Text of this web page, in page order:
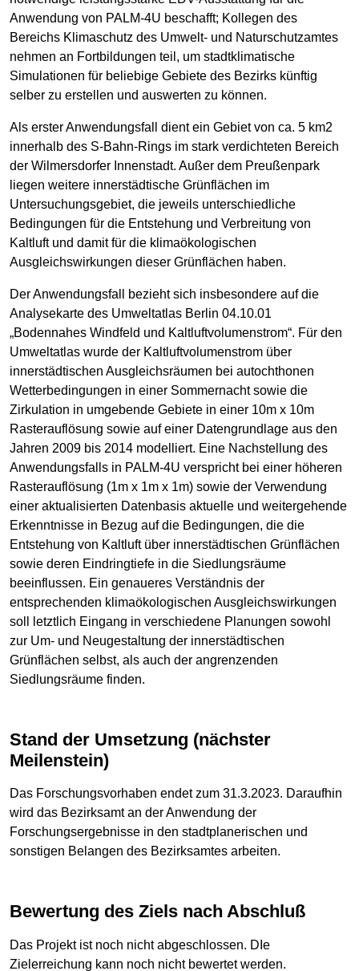
Anwendung von PALM-4U beschafft; Kollegen des
Bereichs Klimaschutz des Umwelt- und Naturschutzamtes
nehmen an Fortbildungen teil, um stadtklimatische
Simulationen für beliebige Gebiete des Bezirks künftig
selber zu erstellen und auswerten zu können.
Als erster Anwendungsfall dient ein Gebiet von ca. 5 km2
innerhalb des S-Bahn-Rings im stark verdichteten Bereich
der Wilmersdorfer Innenstadt. Außer dem Preußenpark
liegen weitere innerstädtische Grünflächen im
Untersuchungsgebiet, die jeweils unterschiedliche
Bedingungen für die Entstehung und Verbreitung von
Kaltluft und damit für die klimaökologischen
Ausgleichswirkungen dieser Grünflächen haben.
Der Anwendungsfall bezieht sich insbesondere auf die
Analysekarte des Umweltatlas Berlin 04.10.01
„Bodennahes Windfeld und Kaltluftvolumenstrom“. Für den
Umweltatlas wurde der Kaltluftvolumenstrom über
innerstädtischen Ausgleichsräumen bei autochthonen
Wetterbedingungen in einer Sommernacht sowie die
Zirkulation in umgebende Gebiete in einer 10m x 10m
Rasterauflösung sowie auf einer Datengrundlage aus den
Jahren 2009 bis 2014 modelliert. Eine Nachstellung des
Anwendungsfalls in PALM-4U verspricht bei einer höheren
Rasterauflösung (1m x 1m x 1m) sowie der Verwendung
einer aktualisierten Datenbasis aktuelle und weitergehende
Erkenntnisse in Bezug auf die Bedingungen, die die
Entstehung von Kaltluft über innerstädtischen Grünflächen
sowie deren Eindringtiefe in die Siedlungsräume
beeinflussen. Ein genaueres Verständnis der
entsprechenden klimaökologischen Ausgleichswirkungen
soll letztlich Eingang in verschiedene Planungen sowohl
zur Um- und Neugestaltung der innerstädtischen
Grünflächen selbst, als auch der angrenzenden
Siedlungsräume finden.
Stand der Umsetzung (nächster
Meilenstein)
Das Forschungsvorhaben endet zum 31.3.2023. Daraufhin
wird das Bezirksamt an der Anwendung der
Forschungsergebnisse in den stadtplanerischen und
sonstigen Belangen des Bezirksamtes arbeiten.
Bewertung des Ziels nach Abschluß
Das Projekt ist noch nicht abgeschlossen. DIe
Zielerreichung kann noch nicht bewertet werden.